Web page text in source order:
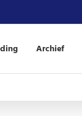
Archief